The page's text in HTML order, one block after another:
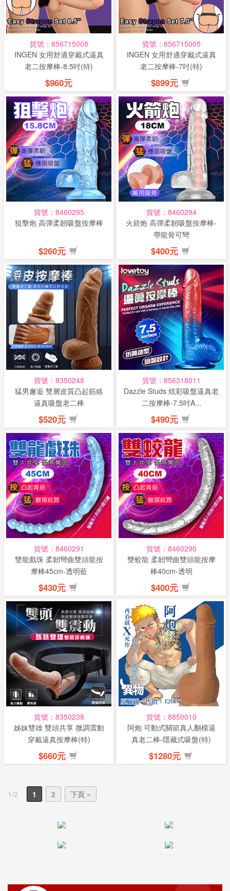
貨號：856715008
INGEN 女用舒適穿戴式逼真
老二按摩棒-8.5吋(特)
$960元
貨號：856715005
INGEN 女用舒適穿戴式逼真
老二按摩棒-7吋(特)
$899元
貨號：8460295
狙擊炮 高彈柔韌吸盤按摩棒
$260元
貨號：8460294
火箭炮 高彈柔韌吸盤按摩棒-
帶龍骨可彎
$400元
貨號：8350248
猛男邂逅 雙層皮質凸起筋絡
逼真吸盤老二棒
$520元
貨號：856318011
Dazzle Studs 炫彩吸盤逼真老
二按摩棒-7.5吋A...
$490元
貨號：8460291
雙龍戲珠 柔韌彎曲雙頭龍按
摩棒45cm-透明藍
$430元
貨號：8460290
雙蛟龍 柔韌彎曲雙頭龍按摩
棒40cm-透明
$400元
貨號：8350238
姊妹雙雄 雙頭共享 微調震動
穿戴逼真按摩棒(特)
$660元
貨號：8850010
阿炮 可動式關節真人翻模逼
真老二棒-隱藏式吸盤(特)
$1280元
1/2 1 2 下頁 »